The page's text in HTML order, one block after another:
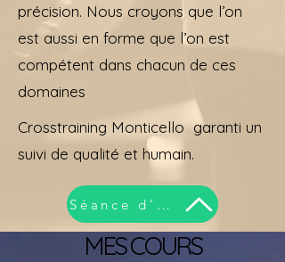
précision. Nous croyons que l’on
est aussi en forme que l’on est
compétent dans chacun de ces
domaines
Crosstraining Monticello garanti un
suivi de qualité et humain.
Séance d'essaie gratuite
MES COURS